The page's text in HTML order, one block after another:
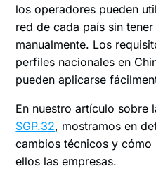
los operadores pueden
red de cada país sin
manualmente. Los
perfiles nacionales en
pueden aplicarse
En nuestro artículo sobre
SGP.32, mostramos en
cambios técnicos y
ellos las empresas.